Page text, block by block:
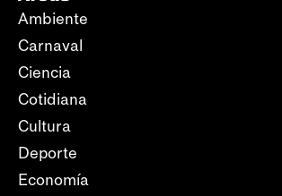
Ambiente
Carnaval
Ciencia
Cotidiana
Cultura
Deporte
Economía